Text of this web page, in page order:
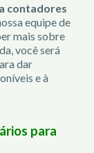
contadores
equipe de
mais sobre
você será
dar
e à
para